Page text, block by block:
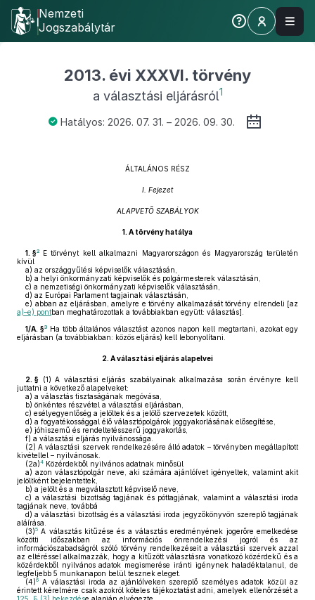
Nemzeti
Jogszabálytár
2013. évi XXXVI. törvény
a választási eljárásról1
Hatályos: 2026. 07. 31. – 2026. 09. 30.
ÁLTALÁNOS RÉSZ
I. Fejezet
ALAPVETŐ SZABÁLYOK
1. A törvény hatálya
1. §2
E törvényt kell alkalmazni Magyarországon és Magyarország területén
kívül
a) az országgyűlési képviselők választásán,
b) a helyi önkormányzati képviselők és polgármesterek választásán,
c) a nemzetiségi önkormányzati képviselők választásán,
d) az Európai Parlament tagjainak választásán,
e) abban az eljárásban, amelyre e törvény alkalmazását törvény elrendeli [az
a)–e) pontban meghatározottak a továbbiakban együtt: választás].
1/A. §3 Ha több általános választást azonos napon kell megtartani, azokat egy
eljárásban (a továbbiakban: közös eljárás) kell lebonyolítani.
2. A választási eljárás alapelvei
2. § (1) A választási eljárás szabályainak alkalmazása során érvényre kell
juttatni a következő alapelveket:
a) a választás tisztaságának megóvása,
b) önkéntes részvétel a választási eljárásban,
c) esélyegyenlőség a jelöltek és a jelölő szervezetek között,
d) a fogyatékossággal élő választópolgárok joggyakorlásának elősegítése,
e) jóhiszemű és rendeltetésszerű joggyakorlás,
f) a választási eljárás nyilvánossága.
(2) A választási szervek rendelkezésére álló adatok – törvényben megállapított
kivétellel – nyilvánosak.
(2a)4 Közérdekből nyilvános adatnak minősül
a) azon választópolgár neve, aki számára ajánlóívet igényeltek, valamint akit
jelöltként bejelentettek,
b) a jelölt és a megválasztott képviselő neve,
c) a választási bizottság tagjának és póttagjának, valamint a választási iroda
tagjának neve, továbbá
d) a választási bizottság és a választási iroda jegyzőkönyvön szereplő tagjának
aláírása.
(3)5 A választás kitűzése és a választás eredményének jogerőre emelkedése
közötti időszakban az információs önrendelkezési jogról és az
információszabadságról szóló törvény rendelkezéseit a választási szervek azzal
az eltéréssel alkalmazzák, hogy a kitűzött választásra vonatkozó közérdekű és a
közérdekből nyilvános adatok megismerése iránti igénynek haladéktalanul, de
legfeljebb 5 munkanapon belül tesznek eleget.
(4)6 A választási iroda az ajánlóíveken szereplő személyes adatok közül az
érintett kérelmére csak azokról köteles tájékoztatást adni, amelyek ellenőrzését a